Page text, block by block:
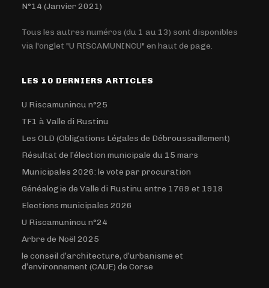
N°14 (Janvier 2021)
Tous les autres numéros (du 1 au 13) sont disponibles
via l'onglet "U RISCAMUNINCU" en haut de page.
LES 10 DERNIERS ARTICLES
U Riscamunincu n°25
TF1 à Valle di Rustinu
Les OLD (Obligations Légales de Débroussaillement)
Résultat de l’élection municipale du 15 mars
Municipales 2026: le vote par procuration
Généalogie de Valle di Rustinu entre 1769 et 1918
Elections municipales 2026
U Riscamunincu n°24
Arbre de Noël 2025
le conseil d’architecture, d’urbanisme et
d’environnement (CAUE) de Corse